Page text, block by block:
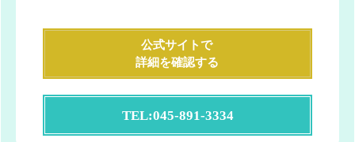
公式サイトで
詳細を確認する
TEL:045-891-3334